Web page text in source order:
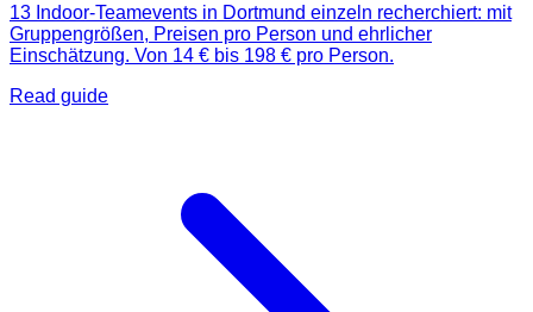
13 Indoor-Teamevents in Dortmund einzeln recherchiert: mit
Gruppengrößen, Preisen pro Person und ehrlicher
Einschätzung. Von 14 € bis 198 € pro Person.
Read guide